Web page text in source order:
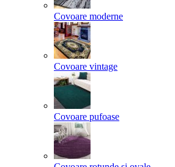
Covoare moderne
Covoare vintage
Covoare pufoase